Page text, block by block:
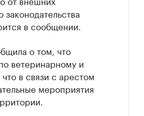
в сообщении.
о том, что
ветеринарному и
в связи с арестом
мероприятия